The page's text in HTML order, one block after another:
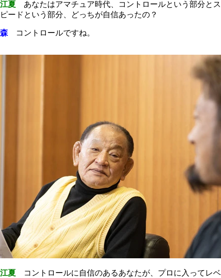
江夏 あなたはアマチュア時代、コントロールという部分とス
ピードという部分、どっちが自信あったの？
森 コントロールですね。
江夏 コントロールに自信のあるあなたが、プロに入ってレベ